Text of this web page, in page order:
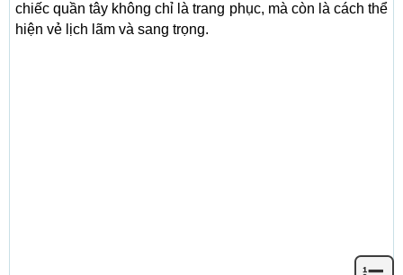
chiếc quần tây không chỉ là trang phục, mà còn là cách thể
hiện vẻ lịch lãm và sang trọng.